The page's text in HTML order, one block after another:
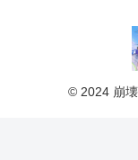
© 2024 崩